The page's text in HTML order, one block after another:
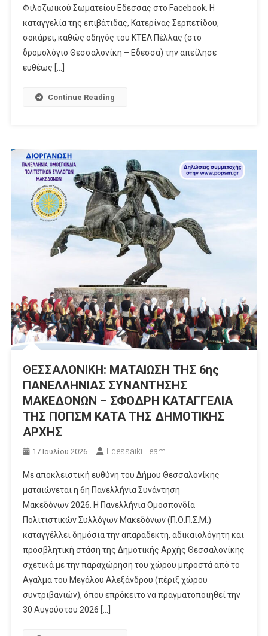
Φιλοζωικού Σωματείου Εδεσσας στο Facebook. Η
καταγγελία της επιβάτιδας, Κατερίνας Σερπετίδου,
σοκάρει, καθώς οδηγός του ΚΤΕΛ Πέλλας (στο
δρομολόγιο Θεσσαλονίκη – Εδεσσα) την απείλησε
ευθέως […]
Continue Reading
ΘΕΣΣΑΛΟΝΙΚΗ: ΜΑΤΑΙΩΣΗ ΤΗΣ 6ης
ΠΑΝΕΛΛΗΝΙΑΣ ΣΥΝΑΝΤΗΣΗΣ
ΜΑΚΕΔΟΝΩΝ – ΣΦΟΔΡΗ ΚΑΤΑΓΓΕΛΙΑ
ΤΗΣ ΠΟΠΣΜ ΚΑΤΑ ΤΗΣ ΔΗΜΟΤΙΚΗΣ
ΑΡΧΗΣ
17 Ιουλίου 2026 Edessaiki Team
Με αποκλειστική ευθύνη του Δήμου Θεσσαλονίκης
ματαιώνεται η 6η Πανελλήνια Συνάντηση
Μακεδόνων 2026. Η Πανελλήνια Ομοσπονδία
Πολιτιστικών Συλλόγων Μακεδόνων (Π.Ο.Π.Σ.Μ.)
καταγγέλλει δημόσια την απαράδεκτη, αδικαιολόγητη και
προσβλητική στάση της Δημοτικής Αρχής Θεσσαλονίκης
σχετικά με την παραχώρηση του χώρου μπροστά από το
Αγαλμα του Μεγάλου Αλεξάνδρου (πέριξ χώρου
συντριβανιών), όπου επρόκειτο να πραγματοποιηθεί την
30 Αυγούστου 2026 […]